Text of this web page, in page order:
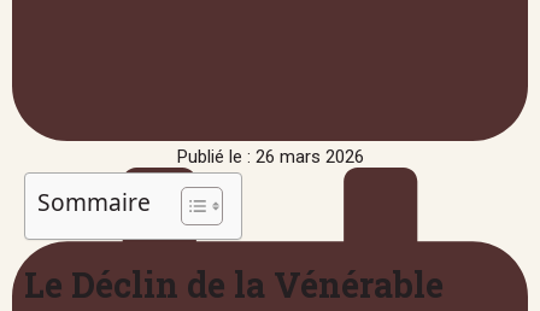
Publié le : 26 mars 2026
Sommaire
Le Déclin de la Vénérable